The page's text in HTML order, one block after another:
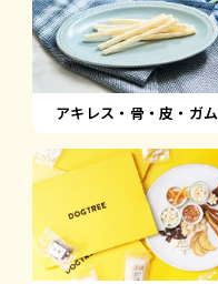
アキレス・骨・皮・ガム